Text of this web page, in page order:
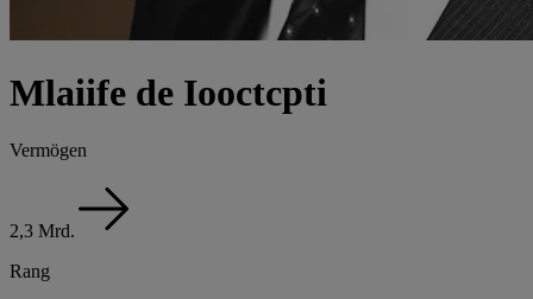
Mlaiife de Iooctcpti
Vermögen
2,3 Mrd.
Rang